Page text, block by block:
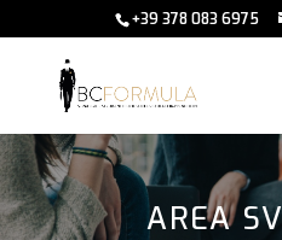
+39 378 083 6975
AREA